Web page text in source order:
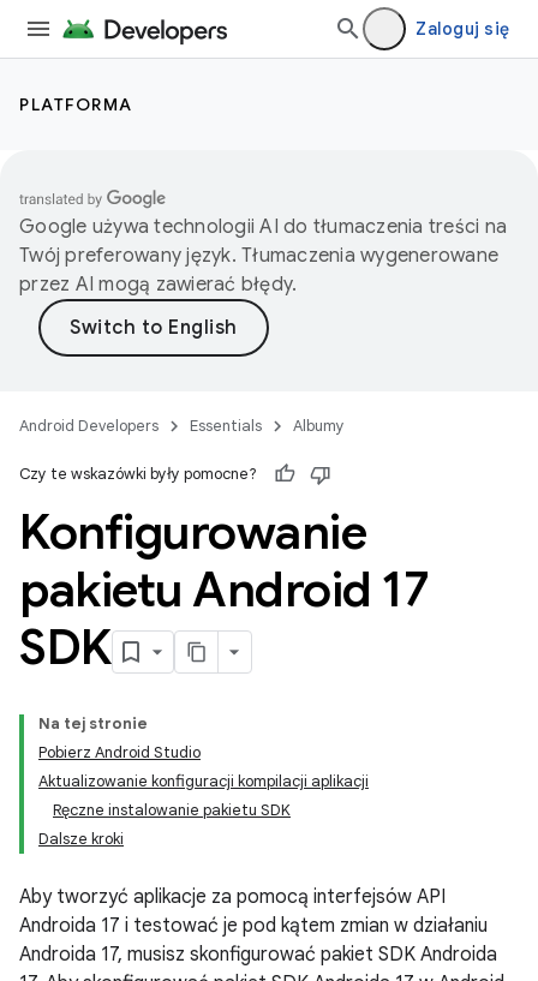
Zaloguj się
PLATFORMA
Google używa technologii AI do tłumaczenia treści na
Twój preferowany język. Tłumaczenia wygenerowane
przez AI mogą zawierać błędy.
Android Developers Essentials Albumy
Czy te wskazówki były pomocne?
Konfigurowanie
pakietu Android 17
SDK
Na tej stronie
Pobierz Android Studio
Aktualizowanie konfiguracji kompilacji aplikacji
Ręczne instalowanie pakietu SDK
Dalsze kroki
Aby tworzyć aplikacje za pomocą interfejsów API
Androida 17 i testować je pod kątem zmian w działaniu
Androida 17, musisz skonfigurować pakiet SDK Androida